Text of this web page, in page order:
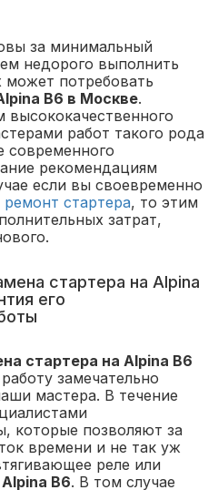
за минимальный
недорого выполнить
может потребовать
B6 в Москве.
высококачественного
работ такого рода
современного
рекомендациям
если вы своевременно
ремонт стартера, то этим
затрат,
стартера на Alpina
его
стартера на Alpina B6
замечательно
мастера. В течение
которые позволяют за
времени и не так уж
реле или
B6. В том случае